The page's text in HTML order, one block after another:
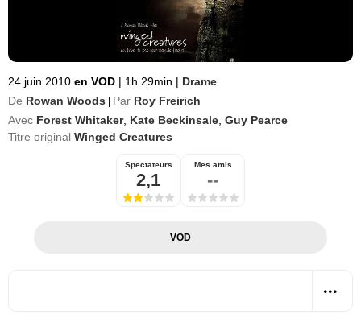
24 juin 2010 en VOD | 1h 29min | Drame
De Rowan Woods Par Roy Freirich
Avec Forest Whitaker, Kate Beckinsale Guy Pearce
Titre original Winged Creatures
Spectateurs
2,1
Mes amis
--
VOD